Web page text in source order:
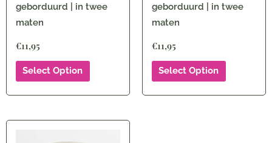
geborduurd | in twee
maten
€11,95
Select Option
geborduurd | in twee
maten
€11,95
Select Option